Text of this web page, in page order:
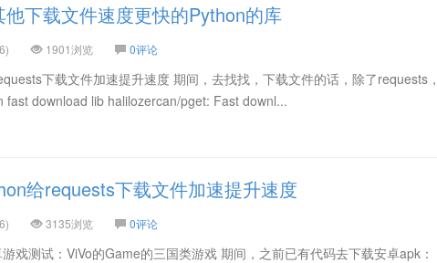
他下载文件速度更快的Python的库
1901浏览 0评论
下载文件加速提升速度 期间，去找找，下载文件的话，除了requests，
fast download lib halilozercan/pget: Fast downl...
给requests下载文件加速提升速度
3135浏览 0评论
戏测试：ViVo的Game的三国类游戏 期间，之前已有代码去下载安卓apk：